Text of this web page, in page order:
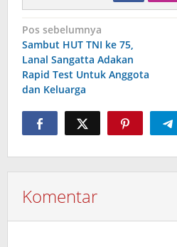
Navigasi
pos
Pos sebelumnya
Sambut HUT TNI ke 75,
Lanal Sangatta Adakan
Rapid Test Untuk Anggota
dan Keluarga
Komentar